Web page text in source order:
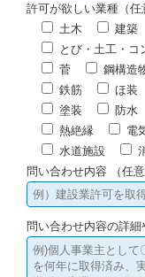
許可が欲しい業種（任
土木
建築
とび・土工・コ
菅
鋼構造
鉄筋
ほ装
塗装
防水
熱絶縁
電
水道施設
問い合わせ内容 （任意
問い合わせ内容の詳細